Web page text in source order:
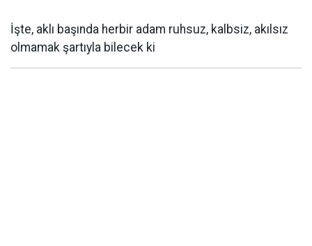
İşte, aklı başında herbir adam ruhsuz, kalbsiz, akılsız
olmamak şartıyla bilecek ki